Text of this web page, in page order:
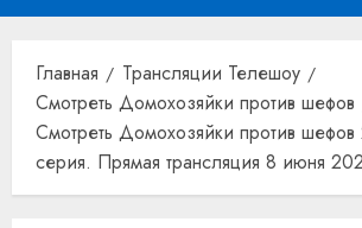
меню
Главная
Трансляции Телешоу
Смотреть Домохозяйки против шефов
Смотреть Домохозяйки против
серия. Прямая трансляция 8 июня